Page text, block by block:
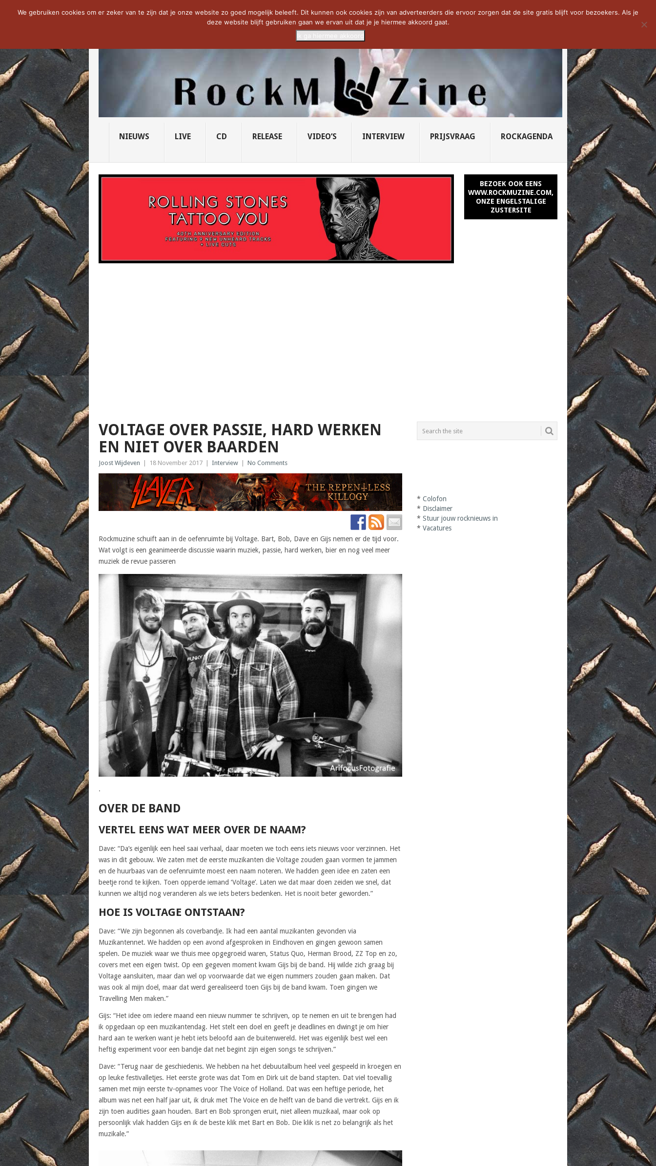
NOW TRENDING: THE VICIOUS HEAD SOCIETY... PRIDE OF LIONS – U... SAVATAGE KOMT TERUG IN 0... CD VAN DE WEEK: SLEEPING...
NIEUWS LIVE CD RELEASE VIDEO’S INTERVIEW PRIJSVRAAG ROCKAGENDA
BEZOEK OOK EENS
WWW.ROCKMUZINE.COM,
ONZE ENGELSTALIGE
ZUSTERSITE
VOLTAGE OVER PASSIE, HARD WERKEN
EN NIET OVER BAARDEN
Joost Wijdeven 18 November 2017 Interview No Comments
Rockmuzine schuift aan in de oefenruimte bij Voltage. Bart, Bob, Dave en Gijs nemen er de tijd voor.
Wat volgt is een geanimeerde discussie waarin muziek, passie, hard werken, bier en nog veel meer
muziek de revue passeren
.
OVER DE BAND
VERTEL EENS WAT MEER OVER DE NAAM?
Dave: “Da’s eigenlijk een heel saai verhaal, daar moeten we toch eens iets nieuws voor verzinnen. Het
was in dit gebouw. We zaten met de eerste muzikanten die Voltage zouden gaan vormen te jammen
en de huurbaas van de oefenruimte moest een naam noteren. We hadden geen idee en zaten een
beetje rond te kijken. Toen opperde iemand ‘Voltage’. Laten we dat maar doen zeiden we snel, dat
kunnen we altijd nog veranderen als we iets beters bedenken. Het is nooit beter geworden.”
HOE IS VOLTAGE ONTSTAAN?
Dave: “We zijn begonnen als coverbandje. Ik had een aantal muzikanten gevonden via
Muzikantennet. We hadden op een avond afgesproken in Eindhoven en gingen gewoon samen
spelen. De muziek waar we thuis mee opgegroeid waren, Status Quo, Herman Brood, ZZ Top en zo,
covers met een eigen twist. Op een gegeven moment kwam Gijs bij de band. Hij wilde zich graag bij
Voltage aansluiten, maar dan wel op voorwaarde dat we eigen nummers zouden gaan maken. Dat
was ook al mijn doel, maar dat werd gerealiseerd toen Gijs bij de band kwam. Toen gingen we
Travelling Men maken.”
Gijs: “Het idee om iedere maand een nieuw nummer te schrijven, op te nemen en uit te brengen had
ik opgedaan op een muzikantendag. Het stelt een doel en geeft je deadlines en dwingt je om hier
hard aan te werken want je hebt iets beloofd aan de buitenwereld. Het was eigenlijk best wel een
heftig experiment voor een bandje dat net begint zijn eigen songs te schrijven.”
Dave: “Terug naar de geschiedenis. We hebben na het debuutalbum heel veel gespeeld in kroegen en
op leuke festivalletjes. Het eerste grote was dat Tom en Dirk uit de band stapten. Dat viel toevallig
samen met mijn eerste tv-opnames voor The Voice of Holland. Dat was een heftige periode, het
album was net een half jaar uit, ik druk met The Voice en de helft van de band die vertrekt. Gijs en ik
zijn toen audities gaan houden. Bart en Bob sprongen eruit, niet alleen muzikaal, maar ook op
persoonlijk vlak hadden Gijs en ik de beste klik met Bart en Bob. Die klik is net zo belangrijk als het
muzikale.”
*Colofon
* Disclaimer
*Stuur jouw rocknieuws in
*Vacatures
We gebruiken cookies om er zeker van te zijn dat je onze website zo goed mogelijk beleeft. Dit kunnen ook cookies zijn van adverteerders die ervoor zorgen dat de site gratis blijft voor bezoekers. Als je
deze website blijft gebruiken gaan we ervan uit dat je je hiermee akkoord gaat.
Ik ga hiermee akkoord